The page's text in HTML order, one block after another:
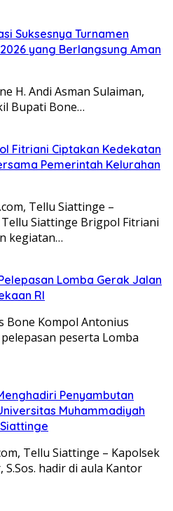
Suksesnya Turnamen
yang Berlangsung Aman
H. Andi Asman Sulaiman,
Bupati Bone…
Fitriani Ciptakan Kedekatan
Pemerintah Kelurahan
Tellu Siattinge –
Siattinge Brigpol Fitriani
kegiatan…
Lomba Gerak Jalan
RI
Bone Kompol Antonius
peserta Lomba
Penyambutan
Muhammadiyah
Tellu Siattinge – Kapolsek
hadir di aula Kantor